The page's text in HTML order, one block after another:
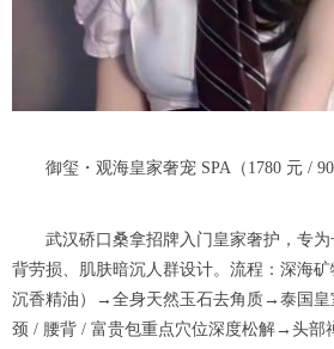
御玺・观海皇家奢宠 SPA（1780 元 / 90
武汉硚口桑拿招牌入门皇家奢护，专为
背劳损、肌肤暗沉人群设计。流程：深海
沉香精油）→全身天然玉石去角质→泰国
颈 / 腰背 / 富贵包重点穴位深度松解→头